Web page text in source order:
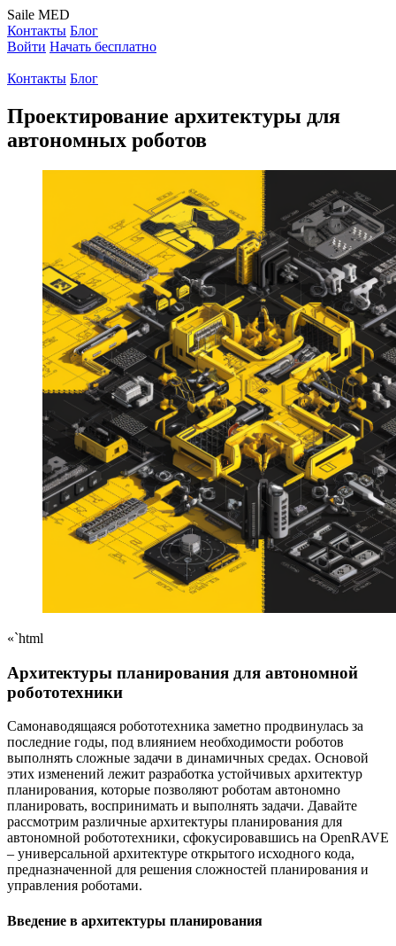
Saile MED
Контакты Блог
Войти Начать бесплатно
Контакты Блог
Проектирование архитектуры для
автономных роботов
«`html
Архитектуры планирования для автономной
робототехники
Самонаводящаяся робототехника заметно продвинулась за
последние годы, под влиянием необходимости роботов
выполнять сложные задачи в динамичных средах. Основой
этих изменений лежит разработка устойчивых архитектур
планирования, которые позволяют роботам автономно
планировать, воспринимать и выполнять задачи. Давайте
рассмотрим различные архитектуры планирования для
автономной робототехники, сфокусировавшись на OpenRAVE
– универсальной архитектуре открытого исходного кода,
предназначенной для решения сложностей планирования и
управления роботами.
Введение в архитектуры планирования